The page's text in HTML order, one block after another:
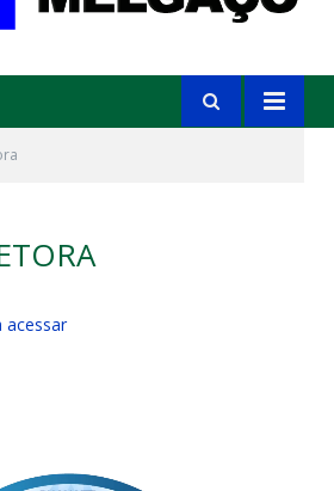
acessar